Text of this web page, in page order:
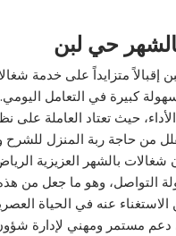
حي لبن
متزايداً على خدمة
كبيرة في التعامل
حيث تعتاد العاملة على
من حاجة ربة المنزل للشرح
شغالات بالشهر العزيزية
التواصل، وهو ما جعل من
عنه في الحياة
دعم مستمر ومهني لإدارة